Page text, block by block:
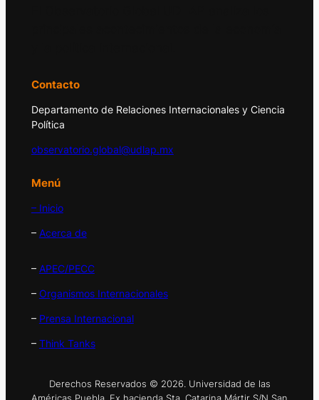
Contacto
Departamento de Relaciones Internacionales y Ciencia
Política
observatorio.global@udlap.mx
Menú
– Inicio
– Acerca de
– APEC/PECC
– Organismos Internacionales
– Prensa Internacional
– Think Tanks
Derechos Reservados © 2026. Universidad de las